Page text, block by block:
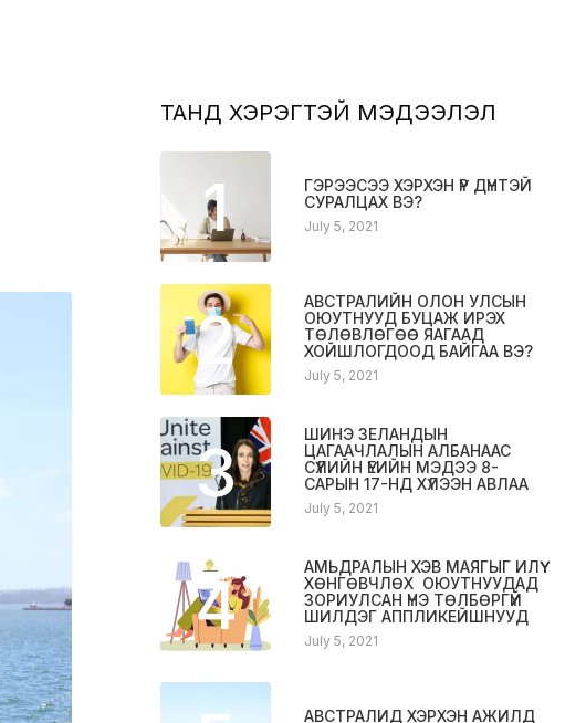
ТАНД ХЭРЭГТЭЙ МЭДЭЭЛЭЛ
1
ГЭРЭЭСЭЭ ХЭРХЭН ҮР ДҮНТЭЙ
СУРАЛЦАХ ВЭ?
July 5, 2021
2
АВСТРАЛИЙН ОЛОН УЛСЫН
ОЮУТНУУД БУЦАЖ ИРЭХ
ТӨЛӨВЛӨГӨӨ ЯАГААД
ХОЙШЛОГДООД БАЙГАА ВЭ?
July 5, 2021
3
ШИНЭ ЗЕЛАНДЫН
ЦАГААЧЛАЛЫН АЛБАНААС
СҮҮЛИЙН ҮЕИЙН МЭДЭЭ 8-
САРЫН 17-НД ХҮЛЭЭН АВЛАА
July 5, 2021
4
АМЬДРАЛЫН ХЭВ МАЯГЫГ ИЛҮҮ
ХӨНГӨВЧЛӨХ ОЮУТНУУДАД
ЗОРИУЛСАН ҮНЭ ТӨЛБӨРГҮЙ
ШИЛДЭГ АППЛИКЕЙШНУУД
July 5, 2021
АВСТРАЛИД ХЭРХЭН АЖИЛД